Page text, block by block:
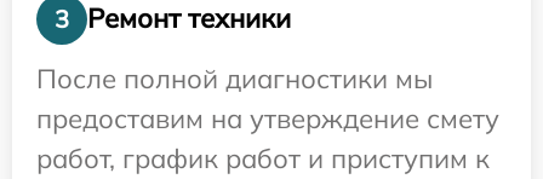
3
Ремонт техники
После полной диагностики мы
предоставим на утверждение смету
работ, график работ и приступим к